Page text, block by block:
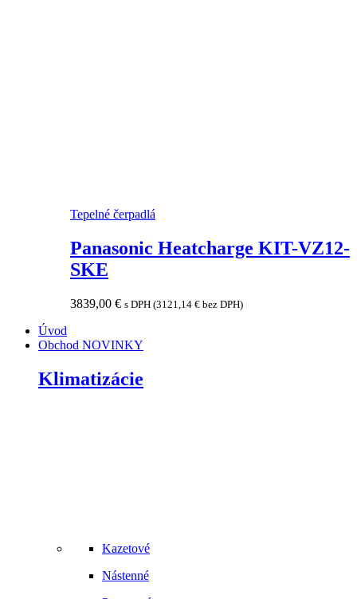
Tepelné čerpadlá
Panasonic Heatcharge KIT-VZ12-
SKE
3839,00 € s DPH (3121,14 € bez DPH)
Úvod
Obchod NOVINKY
Klimatizácie
Kazetové
Nástenné